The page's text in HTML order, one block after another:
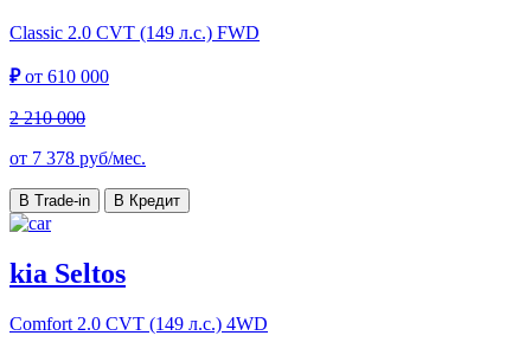
Classic 2.0 CVT (149 л.с.) FWD
₽от 610 000
2 210 000
от 7 378 руб/мес.
В Trade-in В Кредит
kia Seltos
Comfort 2.0 CVT (149 л.с.) 4WD